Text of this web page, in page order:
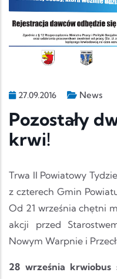
27.09.2016 News
Pozostały
krwi!
Trwa II Powiatowy
z czterech Gmin
Od 21 września chętni
akcji przed
Nowym Warpnie i
28 września